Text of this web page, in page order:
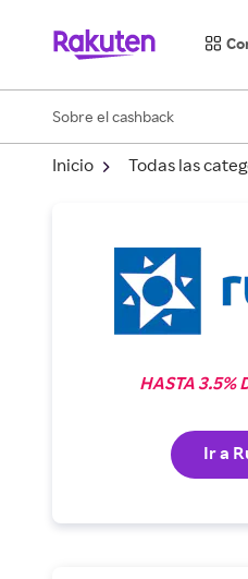
Sobre el cashback
Inicio Todas las
HASTA 3.5%
Ir a